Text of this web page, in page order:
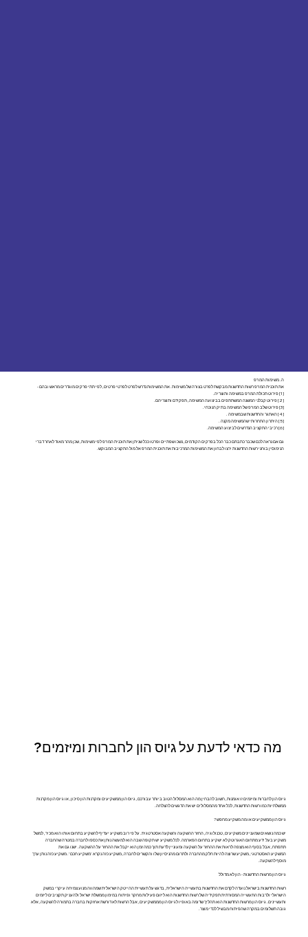
ה. משימות המו"פ
את תוכנית המו"פ רשות החדשנות מבקשת לפרט בצורה של משימות. את המשימות נדרש לפרט לפרטי פרטים, לפי תתי פרקים מוגדרים מראש ובהם -
[1] פירוט תכולת המו"פ במשימה ותוצריה.
[2] פירוט קבלני המשנה המשתתפים בביצועה המשימה, תפקידם ותוצריהם.
[3] פירוט שלב המו"פ של המשימה בתיק הנוכחי.
[4] האתגר והחדשנות שבמשימה .
[5] היתרון התחרותי שהמשימה מקנה .
[6] רכיבי התקציב הנדרשים לביצוע המשימה.
גם אם נראה לכם שכבר כתבתם כבר הכל בפרקים הקודמים, נשכו שפתיים ופרטו ככל שניתן את תוכנית המו"פ לפי משימות, שכן מהר מאוד לאחר דברי
הנימוסין בוחני רשות החדשנות ירצו לבחון את המשימות המרכיבות את תוכנית המו"פ אל מול התקציב המבוקש.
מה כדאי לדעת על גיוס הון לחברות ומיזמים?
גיוס הון לחברות ומיזמים זו אומנות, חשוב להבחין מה הוא המסלול הטוב ביותר עבורכם, גיוס הון ממשקיעים ומקרנות הון סיכון, או גיוס הון מקרנות
ממשלתיות כמו רשות החדשנות, לכל אחד מהמסלולים יש את הדגשים להצלחה.
גיוס הון ממשקיעים או מה משקיע מחפש?
יש כמה נושאים שמעניינים משקיעים, טכנולוגיה, החזר ההשקעה והשקעה אסטרטגית. על פי רוב משקיע יעדיף להשקיע בתחום אותו הוא מכיר, למשל
משקיע בעל ידע מתחום האגרוטק לא ישקיע בתחום הפארמה. לכל משקיע יש תקופה שבה הוא למעשה נותן את כספו לחברה במטרה שהחברה
תתפתח, אבל בסוף הוא מצפה לראות את ההחזר על השקעה ומעוניין לדעת תוך כמה זמן הוא יקבל את ההחזר על ההשקעה. ישנו גם את
המשקיע האסטרטגי, משקיע שרוצה להיות חלק מהחברה ולתרום מהניסיון שלו והקשרים לחברה, משקיע כזה נקרא 'משקיע חכם'. משקיע כזה נותן ערך
מוסף להשקעה.
גיוס הון מרשות החדשנות - הון לא מדולל
רשות החדשנות בישראל נועדה לקדם את החדשנות בתעשייה הישראלית, בדגש על תעשיית ההייטק הישראלית שמהווה מנוע צמיחה עיקרי במשק
הישראלי ולרבות התעשייה המסורתית תפקידיה של רשות החדשנות הוא ליזום פעילות מחקר ופיתוח במימון ממשלת ישראל ולהעניק תקציבים ליזמים
ותעשיינים. גיוס הון מרשות החדשנות הוא תהליך שדומה באופיו לגיוס הון מממשקיעים, אבל הרשות לא דורשת אחזקות בחברה בתמורה להשקעה, אלא
גובה תשלומים במקרה שהפיתוח מבשיל לכדי מוצר.